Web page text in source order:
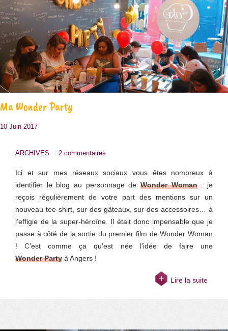
Ma Wonder Party
10 Juin 2017
ARCHIVES 2 commentaires
Ici et sur mes réseaux sociaux vous êtes nombreux à
identifier le blog au personnage de Wonder Woman: je
reçois régulièrement de votre part des mentions sur un
nouveau tee-shirt, sur des gâteaux, sur des accessoires… à
l’effigie de la super-héroïne. Il était donc impensable que je
passe à côté de la sortie du premier film de Wonder Woman
! C’est comme ça qu’est née l’idée de faire une
Wonder Party à Angers !
Lire la suite